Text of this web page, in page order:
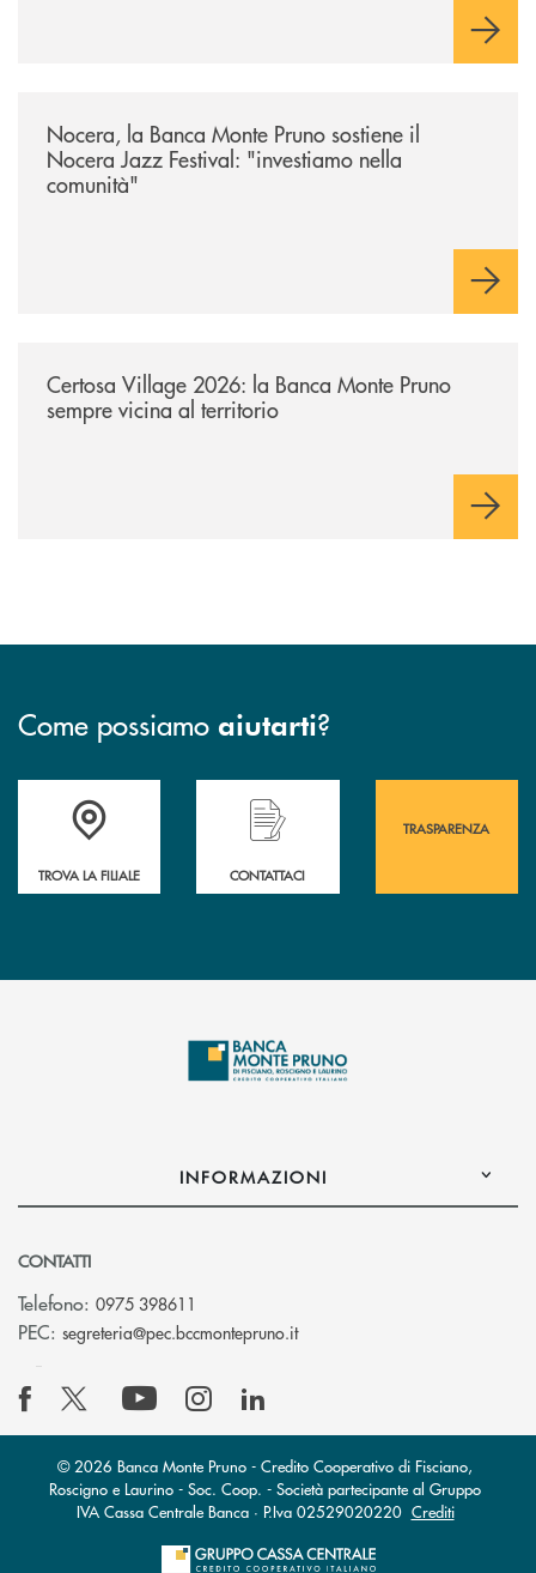
Nocera, la Banca Monte Pruno sostiene il
Nocera Jazz Festival: "investiamo nella
comunità"
Certosa Village 2026: la Banca Monte Pruno
sempre vicina al territorio
Come possiamo aiutarti?
Accedi all' elenco completo&nbsp; delle&nbsp; filiali&nbsp; di Banca
TROVA LA FILIALE
Hai bisogno di assistenza immediata?
CONTATTACI
TRASPARENZA
INFORMAZIONI
CONTATTI
Telefono: 0975 398611
PEC: segreteria@pec.bccmontepruno.it(si apre l’app di posta
© 2026 Banca Monte Pruno - Credito Cooperativo di Fisciano,
Roscigno e Laurino - Soc. Coop. - Società partecipante al Gruppo
IVA Cassa Centrale Banca · P.Iva 02529020220 Crediti